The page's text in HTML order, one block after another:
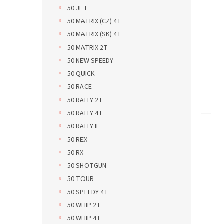
50 JET
50 MATRIX (CZ) 4T
50 MATRIX (SK) 4T
50 MATRIX 2T
50 NEW SPEEDY
50 QUICK
50 RACE
50 RALLY 2T
50 RALLY 4T
50 RALLY II
50 REX
50 RX
50 SHOTGUN
50 TOUR
50 SPEEDY 4T
50 WHIP 2T
50 WHIP 4T